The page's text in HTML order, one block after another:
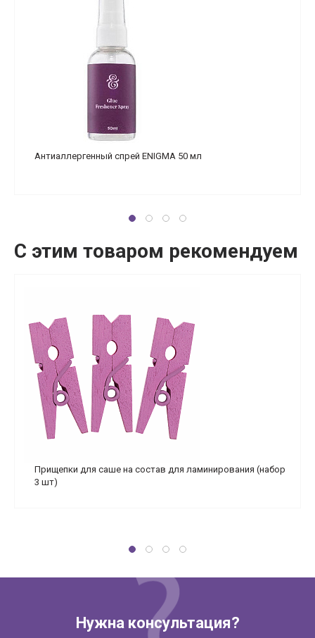
Антиаллергенный спрей ENIGMA 50 мл
С этим товаром рекомендуем
Прищепки для саше на состав для ламинирования (набор
3 шт)
Нужна консультация?